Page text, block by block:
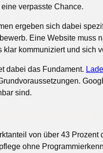
verpasste Chance.
ergeben sich dabei
Eine Website muss
klar kommuniziert und sich
dabei das Fundament.
sind.
von über 43
ohne